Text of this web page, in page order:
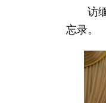
访
忘录。